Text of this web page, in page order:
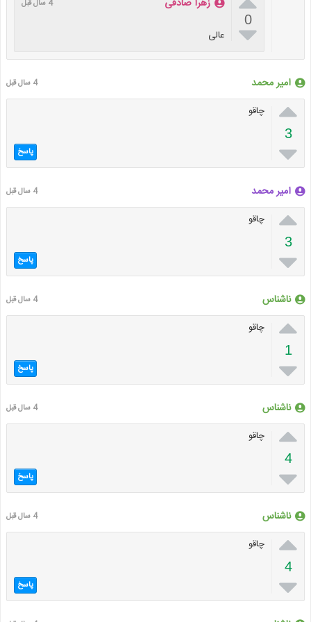
0

زهرا صادقی 4 سال قبل
عالی
امیر محمد 4 سال قبل

3

چاقو
پاسخ
امیر محمد 4 سال قبل

3

چاقو
پاسخ
ناشناس 4 سال قبل

1

چاقو
پاسخ
ناشناس 4 سال قبل

4

چاقو
پاسخ
ناشناس 4 سال قبل

4

چاقو
پاسخ